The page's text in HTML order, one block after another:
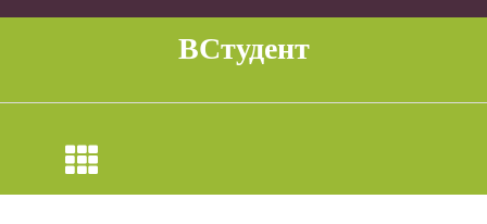
Перейти
ВСтудент